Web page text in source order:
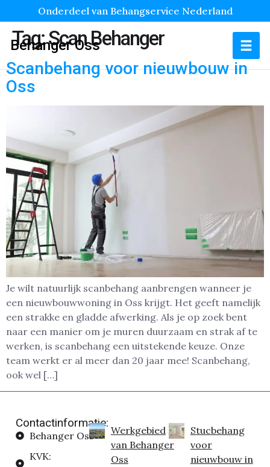
Onderdeel van Behangservice Nederland
Behanger Oss
Tag:Scan Behanger
Scanbehang voor nieuwbouw in
Oss
Je wilt natuurlijk scanbehang aanbrengen wanneer je
een nieuwbouwwoning in Oss krijgt. Het geeft namelijk
een strakke en gladde afwerking. Als je op zoek bent
naar een manier om je muren duurzaam en strak af te
werken, is scanbehang een uitstekende keuze. Onze
team werkt er al meer dan 20 jaar mee! Scanbehang,
ook wel […]
Contactinformatie:
Behanger Oss
KVK:
Werkgebied
van Behanger
Oss
Stucbehang
voor
nieuwbouw in